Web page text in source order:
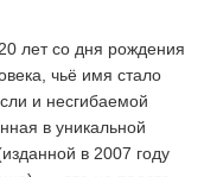
лет со дня рождения
чьё имя стало
и несгибаемой
в уникальной
в 2007 году